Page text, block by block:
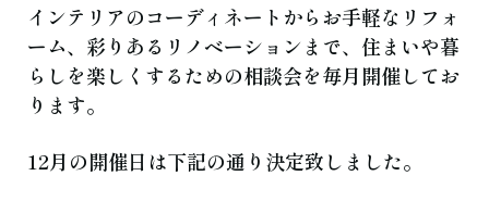
インテリアのコーディネートからお手軽なリフォ
ーム、彩りあるリノベーションまで、住まいや暮
らしを楽しくするための相談会を毎月開催してお
ります。
12月の開催日は下記の通り決定致しました。